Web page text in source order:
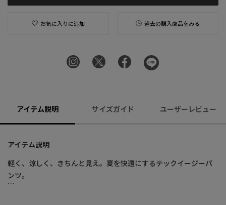
お気に入りに追加 過去の購入商品をみる
アイテム説明 サイズガイド ユーザーレビュー
アイテム説明
軽く、涼しく、きちんと見え。夏を快適にするテックイージーパ
ンツ。